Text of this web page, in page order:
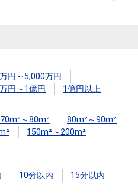
円～5,000万円
円～1億円
1億円以上
70m²～80m²
80m²～90m²
150m²～200m²
10分以内
15分以内